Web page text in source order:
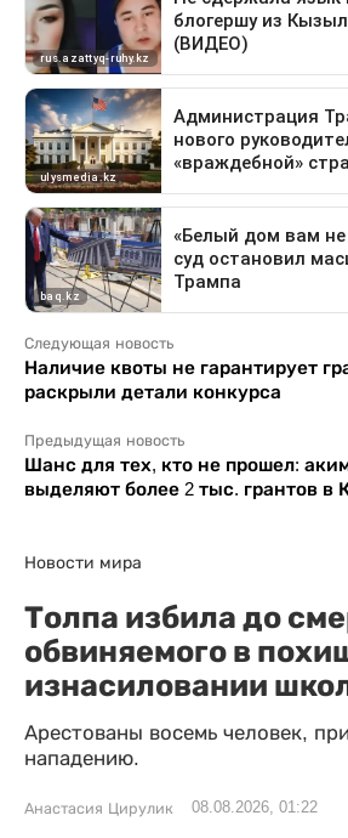
Следующая новость
Наличие квоты не гарантирует
раскрыли детали конкурса
Предыдущая новость
Шанс для тех, кто не прошел:
выделяют более 2 тыс. грантов в
Новости мира
Толпа избила до
обвиняемого в
изнасиловании
Арестованы восемь человек,
нападению.
Анастасия Цирулик 08.08.2026, 01:22